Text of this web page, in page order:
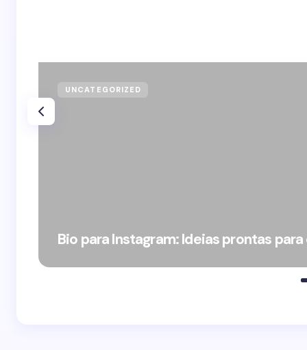
UNCATEGORIZED
Bio para Instagram: Ideias prontas